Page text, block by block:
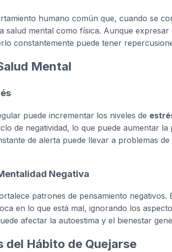
humano común que, cuando se
salud mental como física. Aunque
constantemente puede tener
Mental
puede incrementar los niveles de
de negatividad, lo que puede aumentar
de alerta puede llevar a problemas
Negativa
patrones de pensamiento
en lo que está mal, ignorando los
afectar la autoestima y el bienestar
del Hábito de Quejarse